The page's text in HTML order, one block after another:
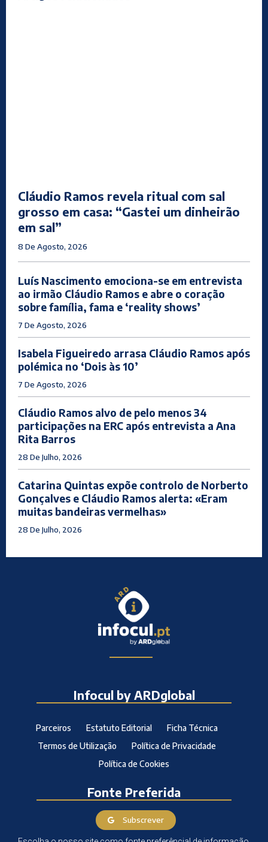
Cláudio Ramos revela ritual com sal
grosso em casa: “Gastei um dinheirão
em sal”
8 De Agosto, 2026
Luís Nascimento emociona-se em entrevista
ao irmão Cláudio Ramos e abre o coração
sobre família, fama e ‘reality shows’
7 De Agosto, 2026
Isabela Figueiredo arrasa Cláudio Ramos após
polémica no ‘Dois às 10’
7 De Agosto, 2026
Cláudio Ramos alvo de pelo menos 34
participações na ERC após entrevista a Ana
Rita Barros
28 De Julho, 2026
Catarina Quintas expõe controlo de Norberto
Gonçalves e Cláudio Ramos alerta: «Eram
muitas bandeiras vermelhas»
28 De Julho, 2026
Infocul by ARDglobal
Parceiros Estatuto Editorial
Ficha Técnica
Termos de Utilização
Política de Privacidade
Política de Cookies
Fonte Preferida
Subscrever